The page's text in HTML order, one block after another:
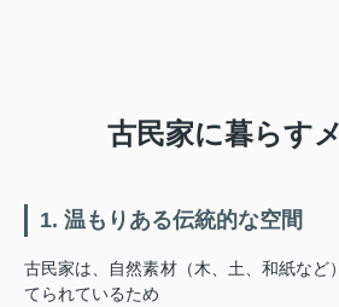
古民家に暮らす
1. 温もりある伝統的な空間
古民家は、自然素材（木、土、和紙など
てられているため